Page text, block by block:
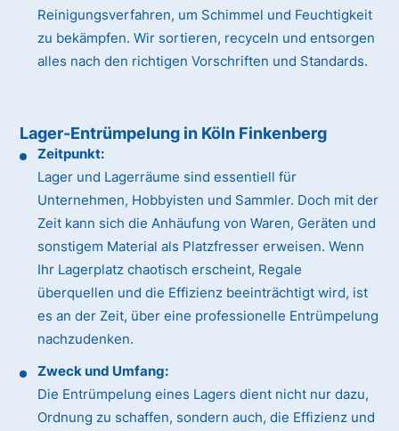
Reinigungsverfahren, um Schimmel und Feuchtigkeit
zu bekämpfen. Wir sortieren, recyceln und entsorgen
alles nach den richtigen Vorschriften und Standards.
Lager-Entrümpelung in Köln Finkenberg
Zeitpunkt:
Lager und Lagerräume sind essentiell für
Unternehmen, Hobbyisten und Sammler. Doch mit der
Zeit kann sich die Anhäufung von Waren, Geräten und
sonstigem Material als Platzfresser erweisen. Wenn
Ihr Lagerplatz chaotisch erscheint, Regale
überquellen und die Effizienz beeinträchtigt wird, ist
es an der Zeit, über eine professionelle Entrümpelung
nachzudenken.
Zweck und Umfang:
Die Entrümpelung eines Lagers dient nicht nur dazu,
Ordnung zu schaffen, sondern auch, die Effizienz und